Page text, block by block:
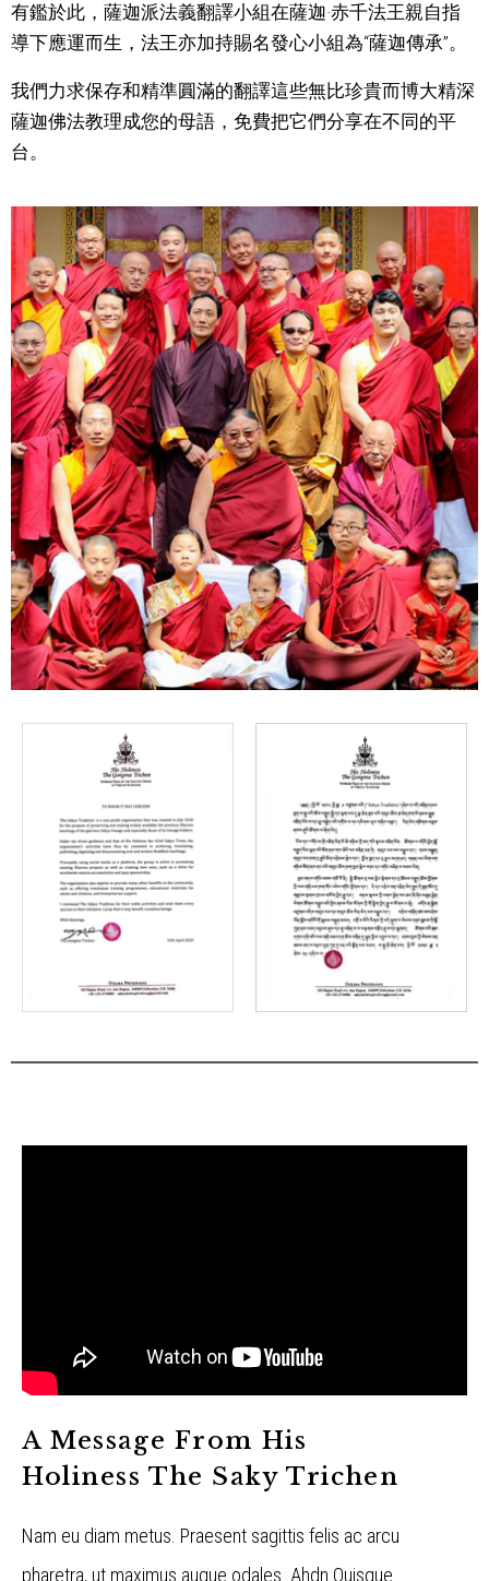
有鑑於此，薩迦派法義翻譯小組在薩迦·赤千法王親自指
導下應運而生，法王亦加持賜名發心小組為“薩迦傳承”。
我們力求保存和精準圓滿的翻譯這些無比珍貴而博大精深
薩迦佛法教理成您的母語，免費把它們分享在不同的平
台。
A Message From His
Holiness The Saky Trichen
Nam eu diam metus. Praesent sagittis felis ac arcu
pharetra, ut maximus augue odales. Ahdn Quisque